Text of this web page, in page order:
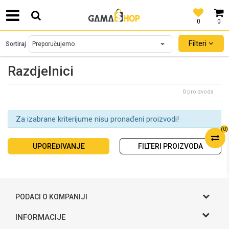
0
0
SIGURNO PLAĆANJE PLATNIM KARTICAMA!
(0)
Razdjelnici
Sortiraj Filteri
0 proizvoda
Za izabrane kriterijume nisu pronađeni proizvodi!
UPOREĐIVANJE FILTERI PROIZVODA
PODACI O KOMPANIJI
Gama S doo
INFORMACIJE